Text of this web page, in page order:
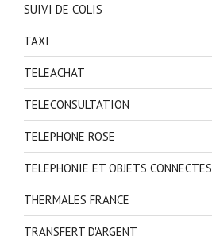
SUIVI DE COLIS
TAXI
TELEACHAT
TELECONSULTATION
TELEPHONE ROSE
TELEPHONIE ET OBJETS CONNECTES
THERMALES FRANCE
TRANSFERT D'ARGENT